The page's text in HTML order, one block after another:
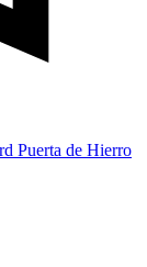
Puerta de Hierro